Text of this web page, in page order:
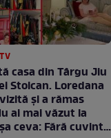
casa din Târgu Jiu
Stoican. Loredana
și a rămas
ai mai văzut la
ceva: Fără cuvinte